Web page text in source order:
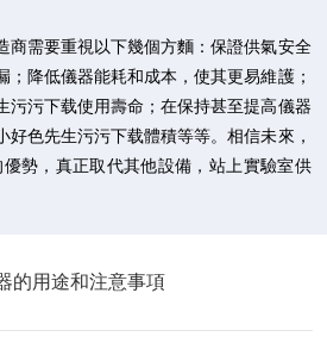
需要重視以下幾個方麵：保證供氣安全
；降低儀器能耗和成本，使其更易維護；
污污下载使用壽命；在保持甚至提高儀器
好色先生污污下载體積等等。相信未來，
勢，真正取代其他設備，站上實驗室供
的用途和注意事項